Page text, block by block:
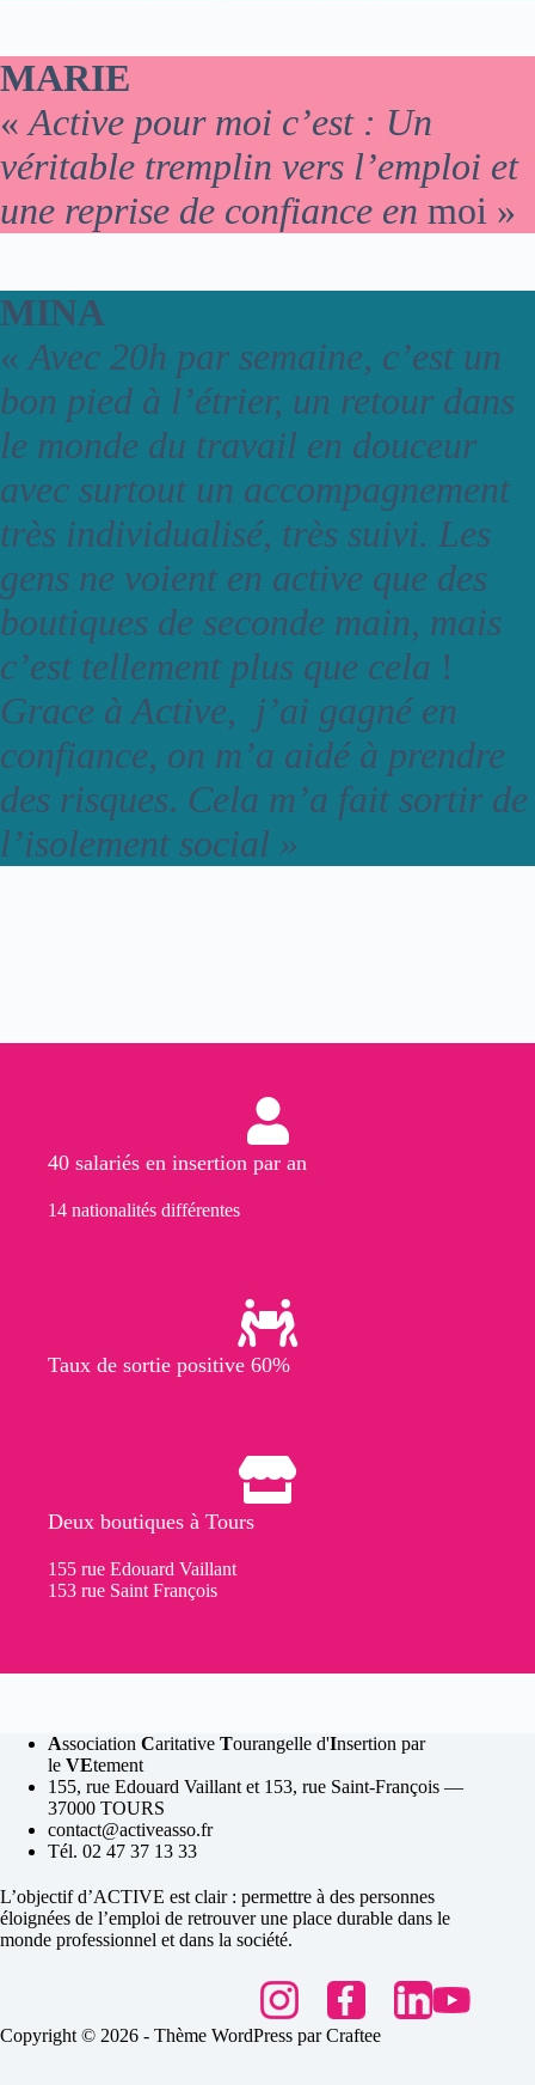
MARIE
«Active pour moi c’est : Un
véritable tremplin vers l’emploi et
une reprise de confiance en moi »
MINA
«Avec 20h par semaine, c’est un
bon pied à l’étrier, un retour dans
le monde du travail en douceur
avec surtout un accompagnement
très individualisé, très suivi. Les
gens ne voient en active que des
boutiques de seconde main, mais
c’est tellement plus que cela !
Grace à Active, j’ai gagné en
confiance, on m’a aidé à prendre
des risques. Cela m’a fait sortir de
l’isolement social »
40 salariés en insertion par an
14 nationalités différentes
Taux de sortie positive 60%
Deux boutiques à Tours
155 rue Edouard Vaillant
153 rue Saint François
Association Caritative Tourangelle d'Insertion par
le VEtement
155, rue Edouard Vaillant et 153, rue Saint-François —
37000 TOURS
contact@activeasso.fr
Tél. 02 47 37 13 33
L’objectif d’ACTIVE est clair : permettre à des personnes
éloignées de l’emploi de retrouver une place durable dans le
monde professionnel et dans la société.
Copyright © 2026 - Thème WordPress par Craftee